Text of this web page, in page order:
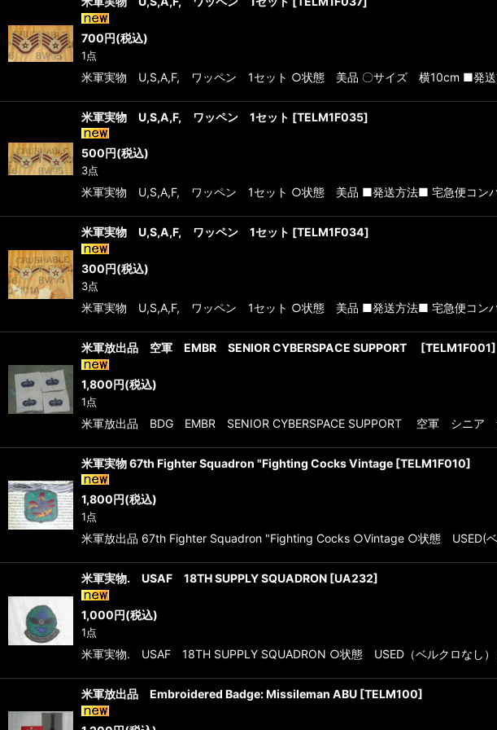
700円(税込)
1点
米軍実物 U,S,A,F, ワッペン 1セット ○状態 美品 〇サイズ 横10cm ■発
米軍実物 U,S,A,F, ワッペン 1セット [TELM1F035]
500円(税込)
3点
米軍実物 U,S,A,F, ワッペン 1セット ○状態 美品 ■発送方法■ 宅急便コ
米軍実物 U,S,A,F, ワッペン 1セット [TELM1F034]
300円(税込)
3点
米軍実物 U,S,A,F, ワッペン 1セット ○状態 美品 ■発送方法■ 宅急便コ
米軍放出品 空軍 EMBR SENIOR CYBERSPACE SUPPORT [TELM1F001]
1,800円(税込)
1点
米軍放出品 BDG EMBR SENIOR CYBERSPACE SUPPORT 空軍 シニ
米軍実物 67th Fighter Squadron "Fighting Cocks Vintage [TELM1F010]
1,800円(税込)
1点
米軍放出品 67th Fighter Squadron "Fighting Cocks ○Vintage ○状態
米軍実物. USAF 18TH SUPPLY SQUADRON [UA232]
1,000円(税込)
1点
米軍実物. USAF 18TH SUPPLY SQUADRON ○状態 USED（ベルクロなし
米軍放出品 Embroidered Badge: Missileman ABU [TELM100]